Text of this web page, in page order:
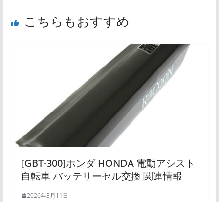
こちらもおすすめ
[GBT-300]ホンダ HONDA 電動アシスト
自転車 バッテリーセル交換 関連情報
2026年3月11日